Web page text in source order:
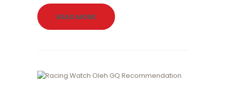
READ MORE